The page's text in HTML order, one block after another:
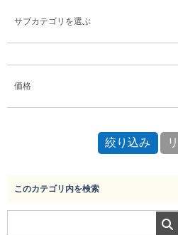
サブカテゴリを選ぶ
価格
このカテゴリ内を検索